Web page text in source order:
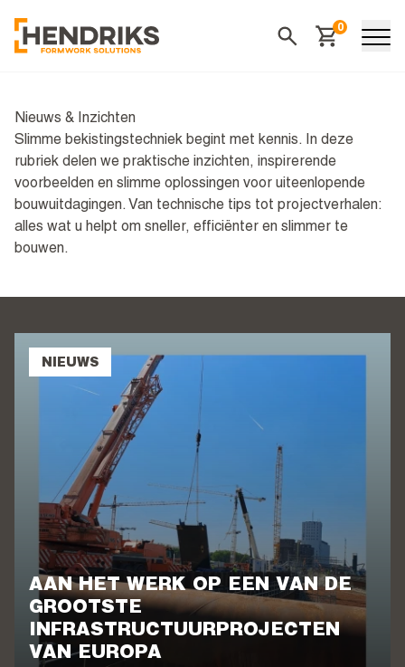
0
Winkelwagen
Nieuws & Inzichten
Slimme bekistingstechniek begint met kennis. In deze
rubriek delen we praktische inzichten, inspirerende
voorbeelden en slimme oplossingen voor uiteenlopende
bouwuitdagingen. Van technische tips tot projectverhalen:
alles wat u helpt om sneller, efficiënter en slimmer te
bouwen.
NIEUWS
AAN HET WERK OP EEN VAN DE
GROOTSTE
INFRASTRUCTUURPROJECTEN
VAN EUROPA